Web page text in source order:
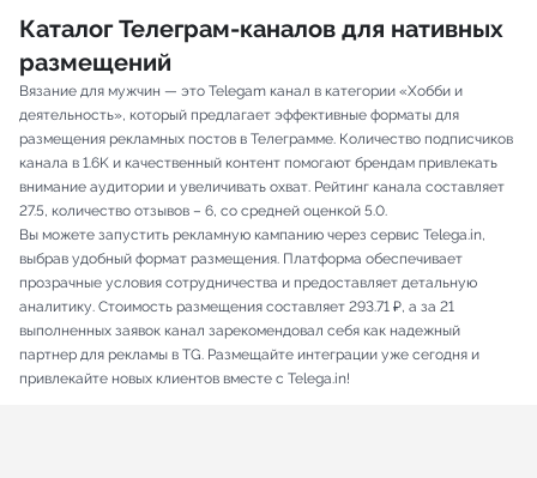
Каталог Телеграм-каналов для нативных
размещений
Вязание для мужчин — это Telegam канал в категории «Хобби и
деятельность», который предлагает эффективные форматы для
размещения рекламных постов в Телеграмме. Количество подписчиков
канала в 1.6K и качественный контент помогают брендам привлекать
внимание аудитории и увеличивать охват. Рейтинг канала составляет
27.5, количество отзывов – 6, со средней оценкой 5.0.
Вы можете запустить рекламную кампанию через сервис Telega.in,
выбрав удобный формат размещения. Платформа обеспечивает
прозрачные условия сотрудничества и предоставляет детальную
аналитику. Стоимость размещения составляет 293.71 ₽, а за 21
выполненных заявок канал зарекомендовал себя как надежный
партнер для рекламы в TG. Размещайте интеграции уже сегодня и
привлекайте новых клиентов вместе с Telega.in!